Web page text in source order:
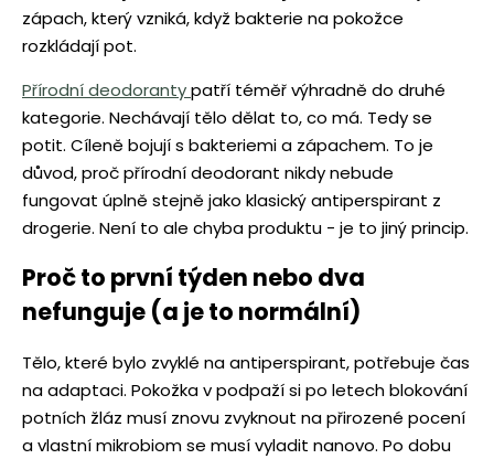
zápach, který vzniká, když bakterie na pokožce
rozkládají pot.
Přírodní deodorantypatří téměř výhradně do druhé
kategorie. Nechávají tělo dělat to, co má. Tedy se
potit. Cíleně bojují s bakteriemi a zápachem. To je
důvod, proč přírodní deodorant nikdy nebude
fungovat úplně stejně jako klasický antiperspirant z
drogerie. Není to ale chyba produktu - je to jiný princip.
Proč to první týden nebo dva
nefunguje (a je to normální)
Tělo, které bylo zvyklé na antiperspirant, potřebuje čas
na adaptaci. Pokožka v podpaží si po letech blokování
potních žláz musí znovu zvyknout na přirozené pocení
a vlastní mikrobiom se musí vyladit nanovo. Po dobu